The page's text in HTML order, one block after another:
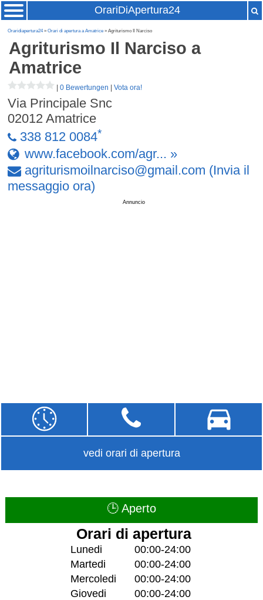
OrariDiApertura24
Oraridiapertura24»Orari di apertura a Amatrice » Agriturismo Il Narciso
Agriturismo Il Narciso a
Amatrice
|0 Bewertungen |Vota ora!
Via Principale Snc
02012 Amatrice
338 812 0084*
www.facebook.com/agr... »
agriturismoilnarciso@gmail .com (Invia il
messaggio ora)
Annuncio
vedi orari di apertura
🕒 Aperto
Orari di apertura
Lunedi
00:00-24:00
Martedi
00:00-24:00
Mercoledi
00:00-24:00
Giovedi
00:00-24:00